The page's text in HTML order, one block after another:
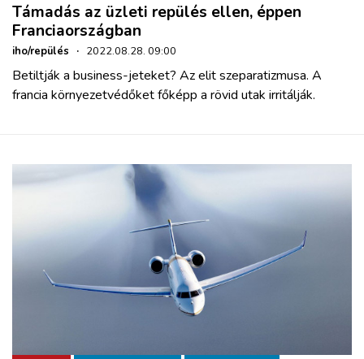
Támadás az üzleti repülés ellen, éppen
Franciaországban
iho/repülés · 2022.08.28. 09:00
Betiltják a business-jeteket? Az elit szeparatizmusa. A
francia környezetvédőket főképp a rövid utak irritálják.